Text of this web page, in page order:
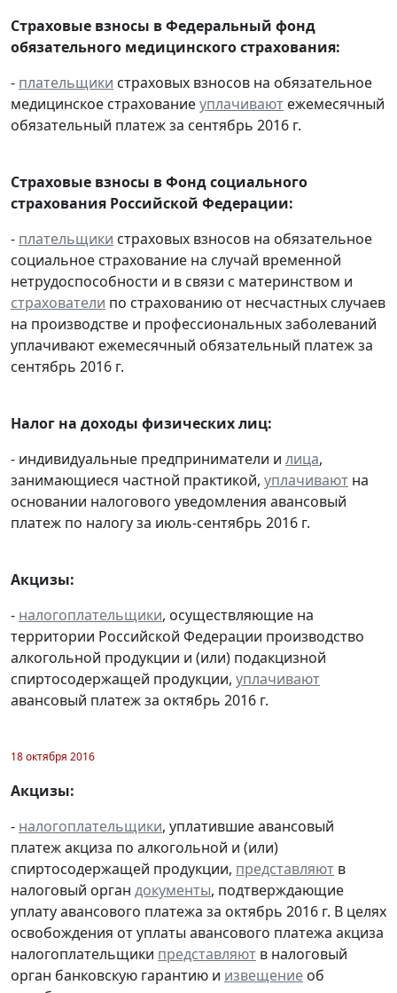
Страховые взносы в Федеральный фонд
обязательного медицинского страхования:
- плательщики страховых взносов на обязательное
медицинское страхованиеуплачивают ежемесячный
обязательный платеж за сентябрь 2016 г.
Страховые взносы в Фонд социального
страхования Российской Федерации:
- плательщики страховых взносов на обязательное
социальное страхование на случай временной
нетрудоспособности и в связи с материнством и
страхователи по страхованию от несчастных случаев
на производстве и профессиональных заболеваний
уплачивают ежемесячный обязательный платеж за
сентябрь 2016 г.
Налог на доходы физических лиц:
- индивидуальные предприниматели и лица,
занимающиеся частной практикой, уплачивают на
основании налогового уведомления авансовый
платеж по налогу за июль-сентябрь 2016 г.
Акцизы:
- налогоплательщики, осуществляющие на
территории Российской Федерации производство
алкогольной продукции и (или) подакцизной
спиртосодержащей продукции, уплачивают
авансовый платеж за октябрь 2016 г.
18 октября 2016
Акцизы:
- налогоплательщики, уплатившие авансовый
платеж акциза по алкогольной и (или)
спиртосодержащей продукции, представляют в
налоговый орган документы, подтверждающие
уплату авансового платежа за октябрь 2016 г. В целях
освобождения от уплаты авансового платежа акциза
налогоплательщики представляют в налоговый
орган банковскую гарантию и извещение об